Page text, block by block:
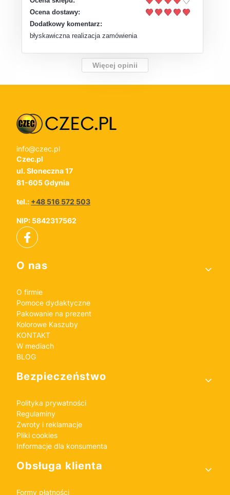
Ocena dostawy:
Dodatkowy komentarz:
błyskawiczna realizacja zamówienia
Więcej opinii
info@czec.pl
Czec.pl
ul. Słoneczna 17
81-605 Gdynia
tel.: +48 516 572 503
NIP: 5842317562
Linki w stopce
O nas
O firmie
Pomoce dydaktyczne
Pakowanie na prezent
Kolorowe Kaszuby
KONTAKT
W mediach
BLOG
Bezpieczeństwo
Polityka prywatności
Regulaminy
Zwroty i reklamacje
Pliki cookies
Informacje dla konsumenta
Obsługa klienta
Formy płatności